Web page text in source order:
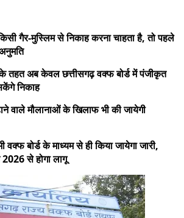
गैर-मुस्लिम से निकाह करना चाहता है, तो पहले
के तहत अब केवल छत्तीसगढ़ वक्फ बोर्ड में पंजीकृत
निकाह
वाले मौलानाओं के खिलाफ भी की जायेगी
वक्फ बोर्ड के माध्यम से ही किया जायेगा जारी,
से होगा लागू